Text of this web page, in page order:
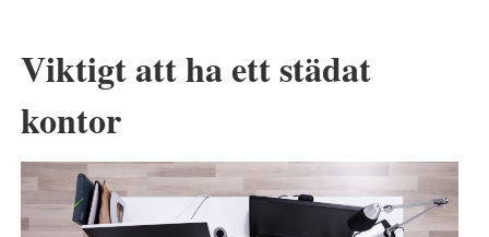
Viktigt att ha ett städat
kontor